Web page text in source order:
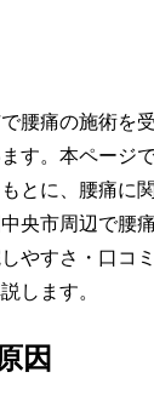
腰痛の施術を
す。本ページ
とに、腰痛に
央市周辺で腰
やすさ・口コ
します。
因